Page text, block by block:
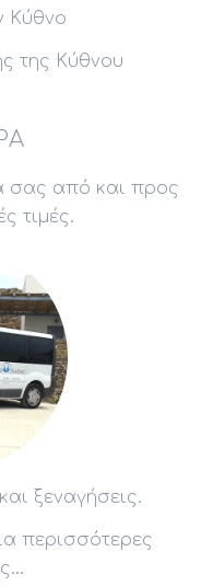
Κύθνο
της Κύθνου
σας από και προς
τιμές.
ξεναγήσεις.
περισσότερες